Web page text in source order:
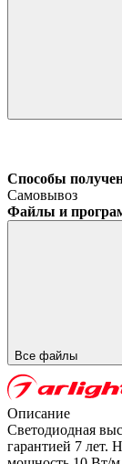
Способы
Самовывоз
Файлы и
Все файлы
Описание
Светодиодная
гарантией 7 лет.